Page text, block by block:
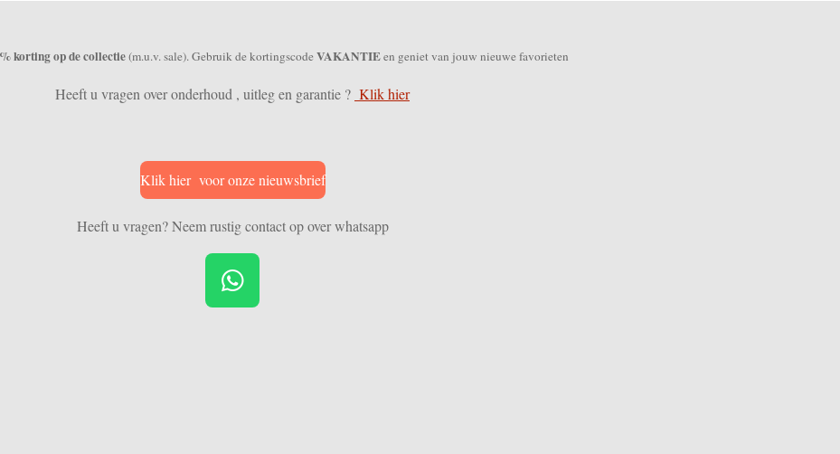
korting op de collectie(m.u.v. sale). Gebruik de kortingscodeVAKANTIEen geniet van jouw nieuwe favorieten
Heeft u vragen over onderhoud , uitleg en garantie ? Klik hier
Klik hier voor onze nieuwsbrief
Heeft u vragen? Neem rustig contact op over whatsapp
W
h